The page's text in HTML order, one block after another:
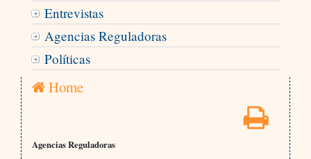
Entrevistas
Agencias Reguladoras
Políticas
Home
Agencias Reguladoras